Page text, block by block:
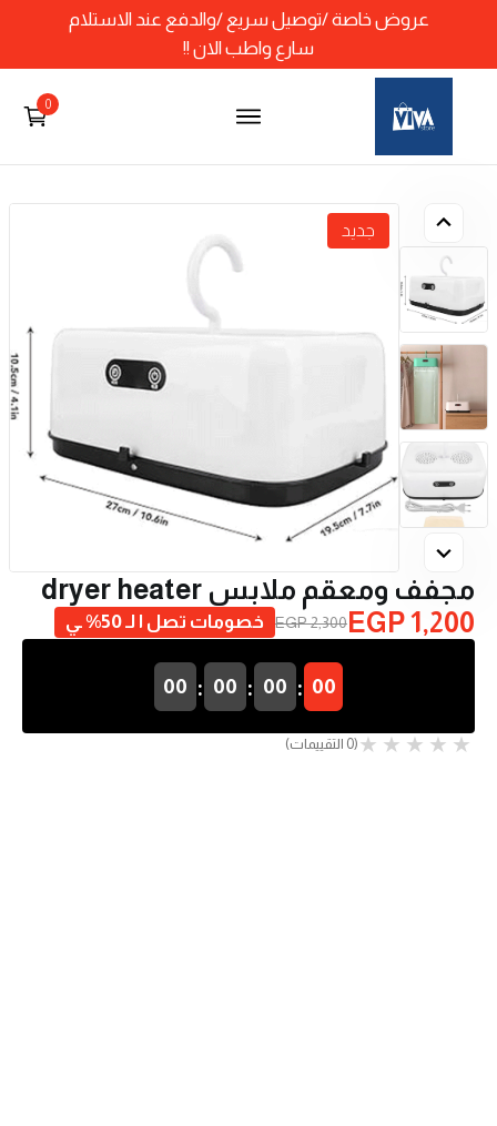
عروض خاصة /توصيل سريع /والدفع عند الاستلام
سارع واطب الان !!
0
جديد
مجفف ومعقم ملابس dryer heater
EGP 1,200
EGP 2,300 خصومات تصل ا لـ 50% ـي
00 : 00 : 00 : 00
(0 التقييمات)